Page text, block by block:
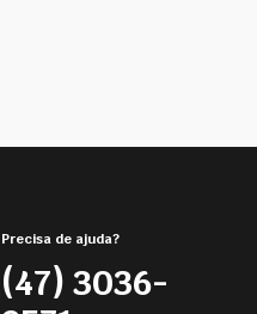
Precisa de ajuda?
(47) 3036-